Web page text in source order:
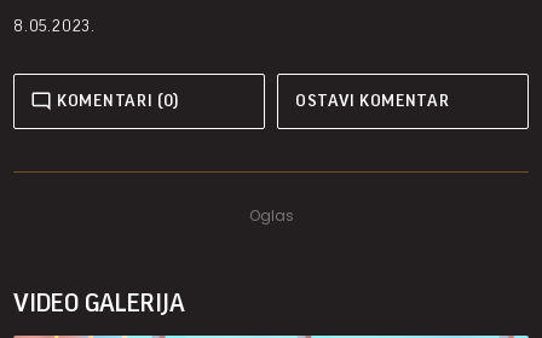
8.05.2023.
KOMENTARI (0) OSTAVI KOMENTAR
VIDEO GALERIJA